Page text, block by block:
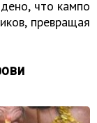
что кампо
превращая